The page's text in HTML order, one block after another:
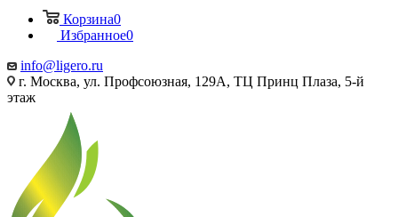
Корзина0
Избранное0
info@ligero.ru
г. Москва, ул. Профсоюзная, 129А, ТЦ Принц Плаза, 5-й
этаж